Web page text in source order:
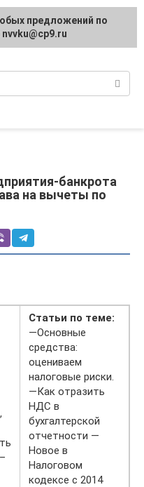
банкрота
на вычеты по
Статьи по теме:
—Основные
средства:
оцениваем
налоговые риски.
—Как отразить
НДС в
бухгалтерской
отчетности —
Новое в
Налоговом
кодексе с 2014
предложений по
nvvku@cp9.ru